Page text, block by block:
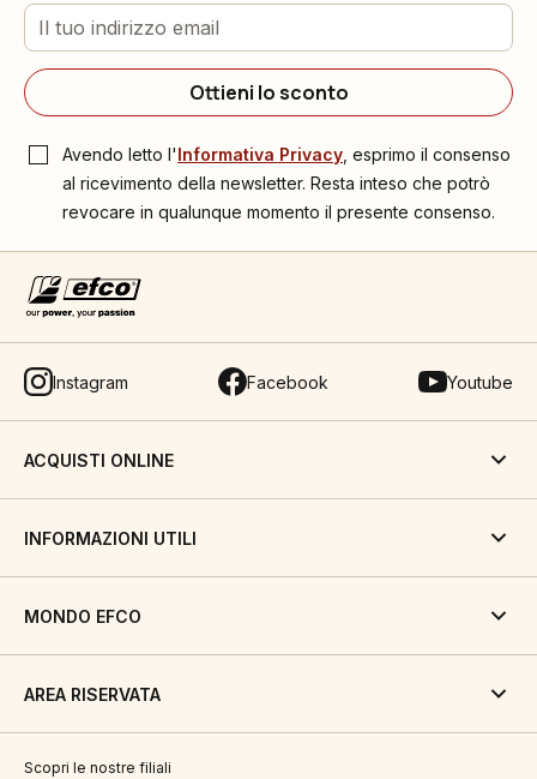
Ottieni lo sconto
Avendo letto l'Informativa Privacy , esprimo il consenso
al ricevimento della newsletter. Resta inteso che potrò
revocare in qualunque momento il presente consenso.
Instagram Facebook Youtube
ACQUISTI ONLINE
INFORMAZIONI UTILI
MONDO EFCO
AREA RISERVATA
Scopri le nostre filiali